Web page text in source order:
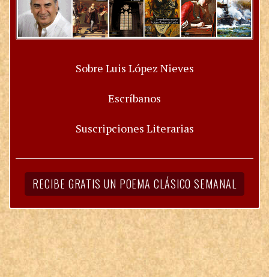
Sobre Luis López Nieves
Escríbanos
Suscripciones Literarias
RECIBE GRATIS UN POEMA CLÁSICO SEMANAL